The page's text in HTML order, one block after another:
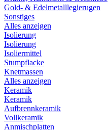
Gold- & Edelmetalllegierugen
Sonstiges
Alles anzeigen
Isolierung
Isolierung
Isoliermittel
Stumpflacke
Knetmassen
Alles anzeigen
Keramik
Keramik
Aufbrennkeramik
Vollkeramik
Anmischplatten